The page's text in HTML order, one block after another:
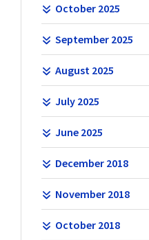
October 2025
September 2025
August 2025
July 2025
June 2025
December 2018
November 2018
October 2018